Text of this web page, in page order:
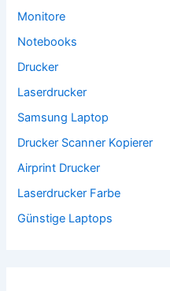
Monitore
Notebooks
Drucker
Laserdrucker
Samsung Laptop
Drucker Scanner Kopierer
Airprint Drucker
Laserdrucker Farbe
Günstige Laptops